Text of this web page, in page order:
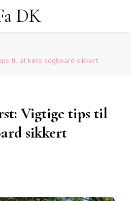
DK
til at køre segboard sikkert
Vigtige tips til
sikkert